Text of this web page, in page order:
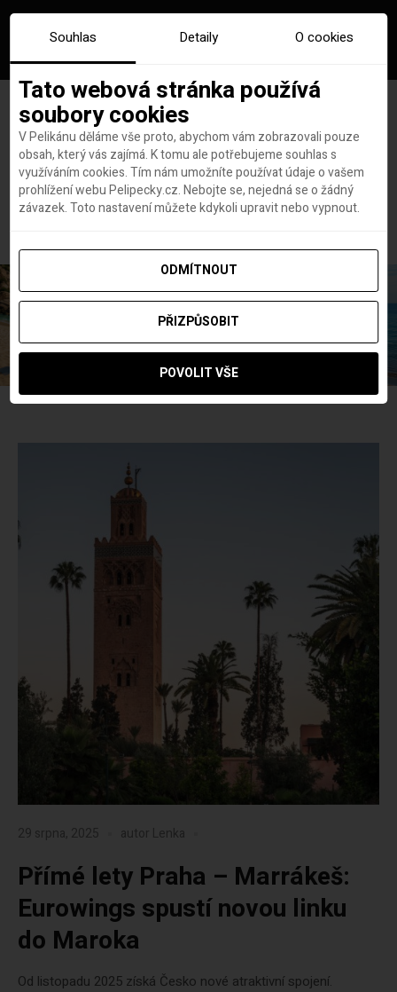
Hlavní stránka koronavirus a cestování
Štítek:koronavirus a
cestování
29 srpna, 2025 autor Lenka
Přímé lety Praha – Marrákeš:
Eurowings spustí novou linku
do Maroka
Od listopadu 2025 získá Česko nové atraktivní spojení.
Souhlas Detaily O cookies
Tato webová stránka používá
soubory cookies
V Pelikánu děláme vše proto, abychom vám zobrazovali pouze
obsah, který vás zajímá. K tomu ale potřebujeme souhlas s
využíváním cookies. Tím nám umožníte používat údaje o vašem
prohlížení webu Pelipecky.cz. Nebojte se, nejedná se o žádný
závazek. Toto nastavení můžete kdykoli upravit nebo vypnout.
ODMÍTNOUT
PŘIZPŮSOBIT
POVOLIT VŠE